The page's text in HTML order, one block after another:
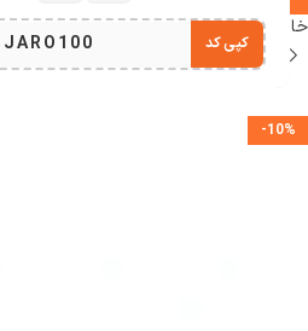
JARO100 کپی کد
خانه لوازم جانبی جارو رباتیک برس کناری
-10%